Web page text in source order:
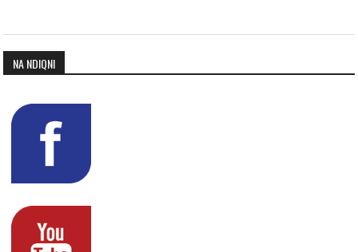
NA NDIQNI